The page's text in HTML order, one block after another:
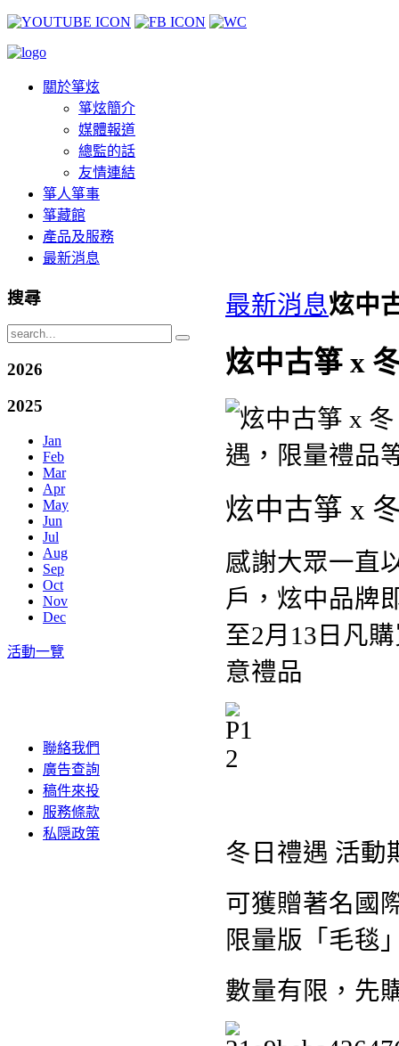
關於箏炫
箏炫簡介
媒體報道
總監的話
友情連結
箏人箏事
箏藏館
產品及服務
最新消息
最新消息炫中
炫中古箏 x
炫中古箏 x
感謝大眾一直
戶，炫中品牌
至2月13日凡
意禮品
冬日禮遇 活動
可獲贈著名國
限量版「毛毯
數量有限，先
搜尋
2026
2025
Jan
Feb
Mar
Apr
May
Jun
Jul
Aug
Sep
Oct
Nov
Dec
活動一覽
聯絡我們
廣告查詢
稿件來投
服務條款
私隠政策